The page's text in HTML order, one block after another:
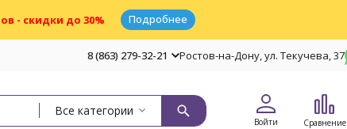
- скидки до 30% Подробнее
8 (863) 279-32-21 Ростов-на-Дону, ул. Текучева, 37
Все категории
Войти Сравнение